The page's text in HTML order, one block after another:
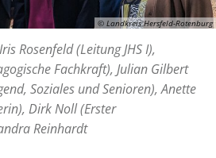
© Landkreis Hersfeld-Rotenburg
Rosenfeld (Leitung JHS I),
Fachkraft), Julian Gilbert
Soziales und Senioren), Anette
Dirk Noll (Erster
Reinhardt